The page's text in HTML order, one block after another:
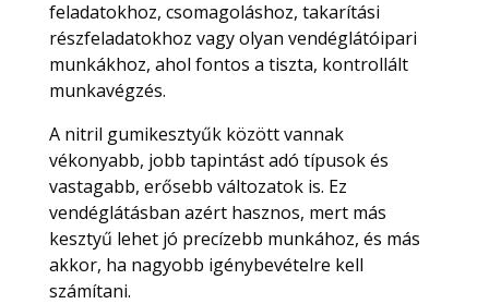
feladatokhoz, csomagoláshoz, takarítási
részfeladatokhoz vagy olyan vendéglátóipari
munkákhoz, ahol fontos a tiszta, kontrollált
munkavégzés.
A nitril gumikesztyűk között vannak
vékonyabb, jobb tapintást adó típusok és
vastagabb, erősebb változatok is. Ez
vendéglátásban azért hasznos, mert más
kesztyű lehet jó precízebb munkához, és más
akkor, ha nagyobb igénybevételre kell
számítani.